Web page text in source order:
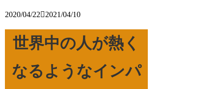
2020/04/22 2021/04/10
世界中の人が熱く
なるようなインパ